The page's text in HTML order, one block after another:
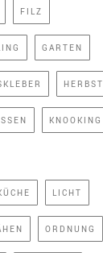
FILZ
GARTEN
HERBST
KNOOKING
LICHT
ORDNUNG